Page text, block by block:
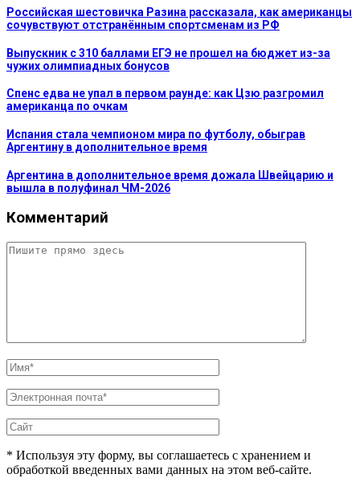
Российская шестовичка Разина рассказала, как американцы
сочувствуют отстранённым спортсменам из РФ
Выпускник с 310 баллами ЕГЭ не прошел на бюджет из-за
чужих олимпиадных бонусов
Спенс едва не упал в первом раунде: как Цзю разгромил
американца по очкам
Испания стала чемпионом мира по футболу, обыграв
Аргентину в дополнительное время
Аргентина в дополнительное время дожала Швейцарию и
вышла в полуфинал ЧМ-2026
Комментарий
* Используя эту форму, вы соглашаетесь с хранением и
обработкой введенных вами данных на этом веб-сайте.